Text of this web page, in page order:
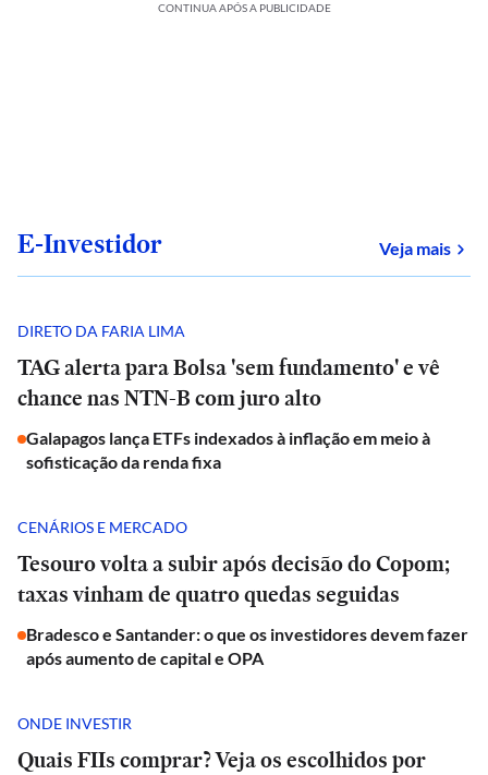
CONTINUA APÓS A PUBLICIDADE
E-Investidor Veja mais
DIRETO DA FARIA LIMA
TAG alerta para Bolsa 'sem fundamento' e vê
chance nas NTN-B com juro alto
Galapagos lança ETFs indexados à inflação em meio à
sofisticação da renda fixa
CENÁRIOS E MERCADO
Tesouro volta a subir após decisão do Copom;
taxas vinham de quatro quedas seguidas
Bradesco e Santander: o que os investidores devem fazer
após aumento de capital e OPA
ONDE INVESTIR
Quais FIIs comprar? Veja os escolhidos por